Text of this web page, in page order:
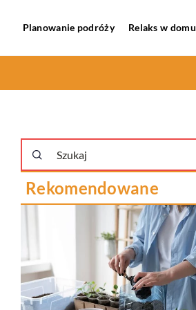
Planowanie podróży Relaks w domu
Rekomendowane